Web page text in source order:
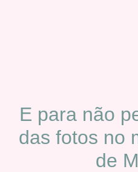
E para não
das fotos no
de